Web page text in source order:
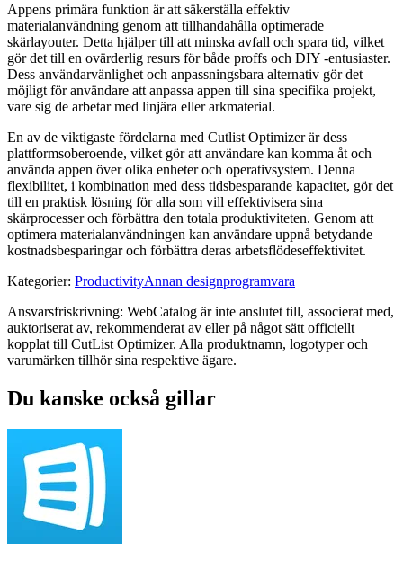
Appens primära funktion är att säkerställa effektiv
materialanvändning genom att tillhandahålla optimerade
skärlayouter. Detta hjälper till att minska avfall och spara tid, vilket
gör det till en ovärderlig resurs för både proffs och DIY -entusiaster.
Dess användarvänlighet och anpassningsbara alternativ gör det
möjligt för användare att anpassa appen till sina specifika projekt,
vare sig de arbetar med linjära eller arkmaterial.
En av de viktigaste fördelarna med Cutlist Optimizer är dess
plattformsoberoende, vilket gör att användare kan komma åt och
använda appen över olika enheter och operativsystem. Denna
flexibilitet, i kombination med dess tidsbesparande kapacitet, gör det
till en praktisk lösning för alla som vill effektivisera sina
skärprocesser och förbättra den totala produktiviteten. Genom att
optimera materialanvändningen kan användare uppnå betydande
kostnadsbesparingar och förbättra deras arbetsflödeseffektivitet.
Kategorier: ProductivityAnnan designprogramvara
Ansvarsfriskrivning: WebCatalog är inte anslutet till, associerat med,
auktoriserat av, rekommenderat av eller på något sätt officiellt
kopplat till CutList Optimizer. Alla produktnamn, logotyper och
varumärken tillhör sina respektive ägare.
Du kanske också gillar